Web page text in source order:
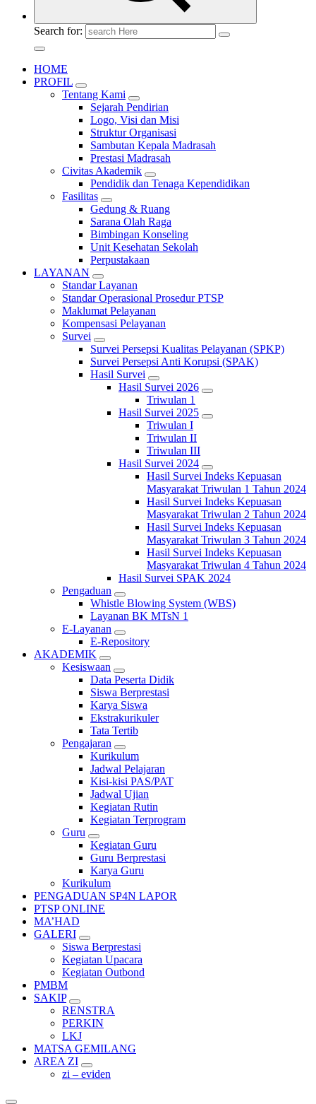
Search for:
HOME
PROFIL
Tentang Kami
Sejarah Pendirian
Logo, Visi dan Misi
Struktur Organisasi
Sambutan Kepala Madrasah
Prestasi Madrasah
Civitas Akademik
Pendidik dan Tenaga Kependidikan
Fasilitas
Gedung & Ruang
Sarana Olah Raga
Bimbingan Konseling
Unit Kesehatan Sekolah
Perpustakaan
LAYANAN
Standar Layanan
Standar Operasional Prosedur PTSP
Maklumat Pelayanan
Kompensasi Pelayanan
Survei
Survei Persepsi Kualitas Pelayanan (SPKP)
Survei Persepsi Anti Korupsi (SPAK)
Hasil Survei
Hasil Survei 2026
Triwulan 1
Hasil Survei 2025
Triwulan I
Triwulan II
Triwulan III
Hasil Survei 2024
Hasil Survei Indeks Kepuasan
Masyarakat Triwulan 1 Tahun 2024
Hasil Survei Indeks Kepuasan
Masyarakat Triwulan 2 Tahun 2024
Hasil Survei Indeks Kepuasan
Masyarakat Triwulan 3 Tahun 2024
Hasil Survei Indeks Kepuasan
Masyarakat Triwulan 4 Tahun 2024
Hasil Survei SPAK 2024
Pengaduan
Whistle Blowing System (WBS)
Layanan BK MTsN 1
E-Layanan
E-Repository
AKADEMIK
Kesiswaan
Data Peserta Didik
Siswa Berprestasi
Karya Siswa
Ekstrakurikuler
Tata Tertib
Pengajaran
Kurikulum
Jadwal Pelajaran
Kisi-kisi PAS/PAT
Jadwal Ujian
Kegiatan Rutin
Kegiatan Terprogram
Guru
Kegiatan Guru
Guru Berprestasi
Karya Guru
Kurikulum
PENGADUAN SP4N LAPOR
PTSP ONLINE
MA’HAD
GALERI
Siswa Berprestasi
Kegiatan Upacara
Kegiatan Outbond
PMBM
SAKIP
RENSTRA
PERKIN
LKJ
MATSA GEMILANG
AREA ZI
zi – eviden